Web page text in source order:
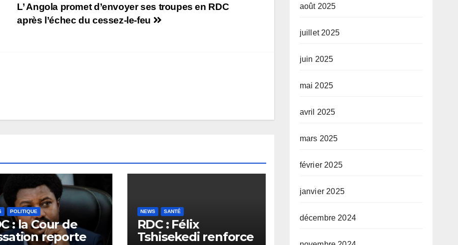
L’ Angola promet d’envoyer ses troupes en RDC
après l’échec du cessez-le-feu
POLITIQUE
: la Cour de
reporte
NEWS SANTÉ
RDC : Félix
Tshisekedi renforce
août 2025
juillet 2025
juin 2025
mai 2025
avril 2025
mars 2025
février 2025
janvier 2025
décembre 2024